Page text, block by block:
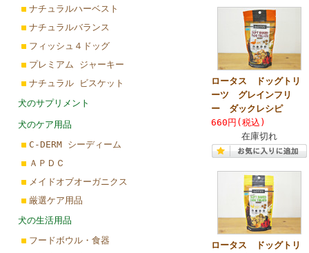
ナチュラルハーベスト
ナチュラルバランス
フィッシュ４ドッグ
プレミアム ジャーキー
ナチュラル ビスケット
犬のサプリメント
犬のケア用品
C-DERM シーディーム
ＡＰＤＣ
メイドオブオーガニクス
厳選ケア用品
犬の生活用品
フードボウル・食器
ロータス ドッグトリ
ーツ グレインフリ
ー ダックレシピ
660円(税込)
在庫切れ
ロータス ドッグトリ